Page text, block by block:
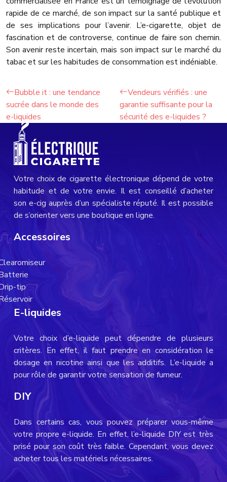
rapide de ce marché, de son impact sur la santé publique et
de ses implications pour l’avenir. L’e-cigarette, objet de
fascination et de controverse, continue de faire son chemin.
Son avenir reste incertain, mais son impact sur le marché du
tabac et sur les habitudes de consommation est indéniable.
Bubble it : une tendance
sucrée dans le monde des
e-liquides
Vendeurs vérifiés : une
garantie suffisante pour la
sécurité des e-liquides ?
Votre choix de cigarette électronique dépend de votre
habitude et de votre envie. Il est conseillé d’acheter
son e-cig auprès d’un spécialiste réputé. Il est possible
de s’orienter vers une boutique en ligne.
Accessoires
tip
E-liquides
Votre choix d’e-liquide peut dépendre de plusieurs
critères. En effet, il faut prendre en considération le
dosage en nicotine ainsi que les additifs. L’e-liquide a
pour rôle de garantir votre sensation de fumeur.
DIY
Dans certains cas, vous pouvez préparer vous-même
votre propre e-liquide. En effet, l’e-liquide DIY est très
prisé pour son coût très faible. Cependant, vous devez
acheter tous les matériels nécessaires.